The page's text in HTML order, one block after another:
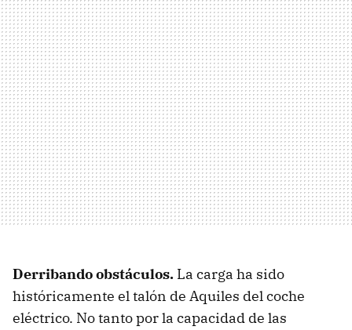
Derribando obstáculos. La carga ha sido
históricamente el talón de Aquiles del coche
eléctrico. No tanto por la capacidad de las